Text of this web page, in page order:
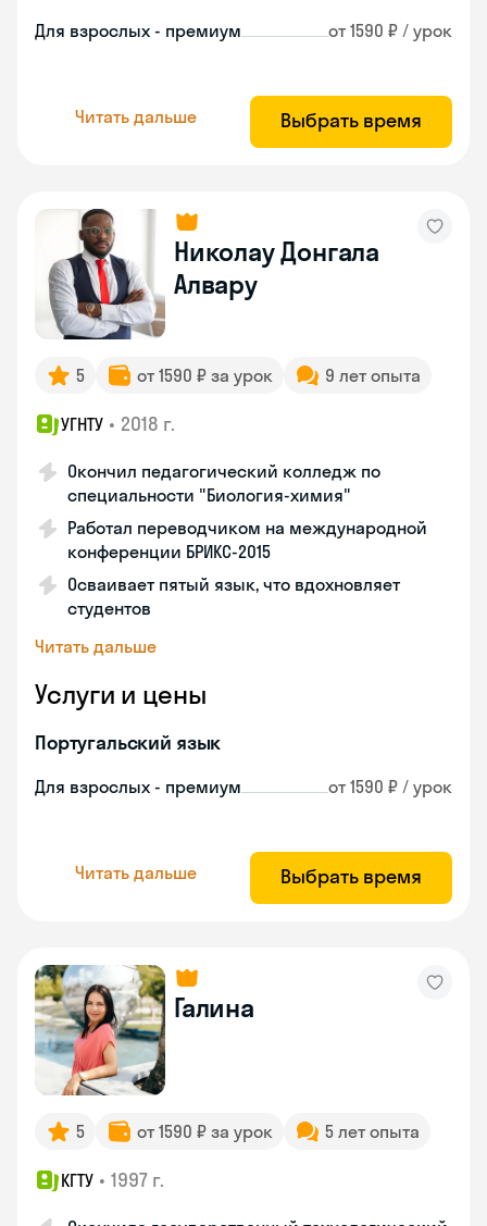
Для взрослых - премиум от 1590 ₽ / урок
Читать дальше Выбрать время
Николау Донгала
Алвару
5 от 1590 ₽ за урок 9 лет опыта
УГНТУ • 2018 г.
Окончил педагогический колледж по
специальности "Биология-химия"
Работал переводчиком на международной
конференции БРИКС-2015
Осваивает пятый язык, что вдохновляет
студентов
Читать дальше
Услуги и цены
Португальский язык
Для взрослых - премиум от 1590 ₽ / урок
Читать дальше Выбрать время
Галина
5 от 1590 ₽ за урок 5 лет опыта
КГТУ • 1997 г.